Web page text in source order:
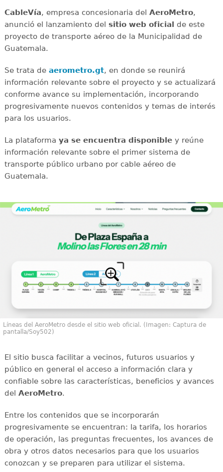
CableVía, empresa concesionaria del AeroMetro,
anunció el lanzamiento del sitio web oficial de este
proyecto de transporte aéreo de la Municipalidad de
Guatemala.
Se trata de aerometro.gt, en donde se reunirá
información relevante sobre el proyecto y se actualizará
conforme avance su implementación, incorporando
progresivamente nuevos contenidos y temas de interés
para los usuarios.
La plataforma ya se encuentra disponibley reúne
información relevante sobre el primer sistema de
transporte público urbano por cable aéreo de
Guatemala.
Líneas del AeroMetro desde el sitio web oficial. (Imagen: Captura de
pantalla/Soy502)
El sitio busca facilitar a vecinos, futuros usuarios y
público en general el acceso a información clara y
confiable sobre las características, beneficios y avances
del AeroMetro.
Entre los contenidos que se incorporarán
progresivamente se encuentran: la tarifa, los horarios
de operación, las preguntas frecuentes, los avances de
obra y otros datos necesarios para que los usuarios
conozcan y se preparen para utilizar el sistema.